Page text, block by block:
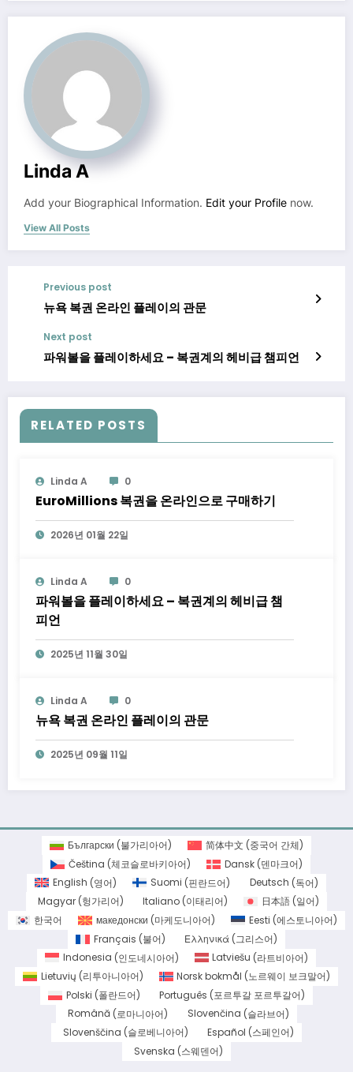
Linda A
Add your Biographical Information. Edit your Profile now.
View All Posts
Previous post
뉴욕 복권 온라인 플레이의 관문
Next post
파워볼을 플레이하세요 – 복권계의 헤비급 챔피언
RELATED POSTS
Linda A 0
EuroMillions 복권을 온라인으로 구매하기
2026년 01월 22일
Linda A 0
파워볼을 플레이하세요 – 복권계의 헤비급 챔
피언
2025년 11월 30일
Linda A 0
뉴욕 복권 온라인 플레이의 관문
2025년 09월 11일
Български (불가리아어) 简体中文 (중국어 간체)
Čeština (체코슬로바키아어) Dansk(덴마크어)
English (영어) Suomi (핀란드어) Deutsch (독어)
Magyar(헝가리어) Italiano (이태리어) 日本語 (일어)
한국어
македонски (마케도니아어) Eesti (에스토니아어)
Français (불어) Ελληνικά (그리스어)
Indonesia (인도네시아어) Latviešu (라트비아어)
Lietuvių (리투아니아어) Norsk bokmål (노르웨이 보크말어)
Polski (폴란드어) Português (포르투갈 포르투갈어)
Română (로마니아어) Slovenčina (슬라브어)
Slovenščina (슬로베니아어) Español (스페인어)
Svenska (스웨덴어)